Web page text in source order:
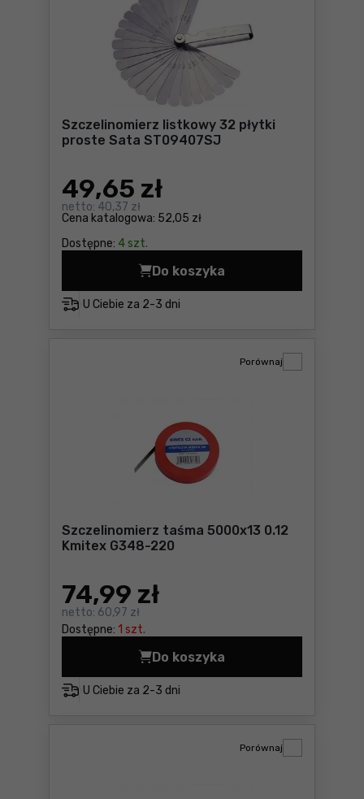
Szczelinomierz listkowy 32 płytki
proste Sata ST09407SJ
Cena katalogowa: 52,05 zł
49,65 zł
netto: 40,37 zł
Dostępne: 4 szt.
U Ciebie za 2-3 dni
Do koszyka
Szczelinomierz listkowy 32
Szczelinomierz taśma 5000x13 0.12
Kmitex G348-220
74,99 zł
netto: 60,97 zł
Dostępne: 1 szt.
Porównaj
U Ciebie za 2-3 dni
Do koszyka
Szczelinomierz taśma
Porównaj